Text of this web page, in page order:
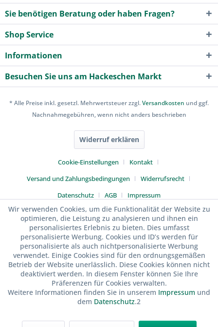
Sie benötigen Beratung oder haben Fragen?
Shop Service
Informationen
Besuchen Sie uns am Hackeschen Markt
* Alle Preise inkl. gesetzl. Mehrwertsteuer zzgl.Versandkosten und ggf.
Nachnahmegebühren, wenn nicht anders beschrieben
Widerruf erklären
Cookie-Einstellungen
Kontakt
Versand und Zahlungsbedingungen
Widerrufsrecht
Datenschutz
AGB Impressum
Wir verwenden Cookies, um die Funktionalität der Website zu
optimieren, die Leistung zu analysieren und ihnen ein
personalisiertes Erlebnis zu bieten. Dies umfasst
personalisierte Werbung. Cookies und ID’s werden für
personalisierte als auch nichtpersonalisierte Werbung
verwendet. Einige Cookies sind für den ordnungsgemäßen
Betrieb der Website unerlässlich. Diese Cookies können nicht
deaktiviert werden. In diesem Fenster können Sie Ihre
Präferenzen für Cookies verwalten.
Weitere Informationen finden Sie in unserem Impressum und
dem Datenschutz.2